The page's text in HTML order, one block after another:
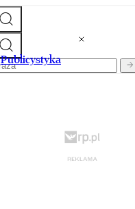
Publicystyka